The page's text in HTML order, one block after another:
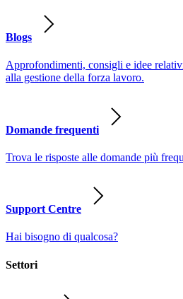
Blogs
Approfondimenti, consigli e idee
alla gestione della forza lavoro.
Domande frequenti
Trova le risposte alle domande più
Support Centre
Hai bisogno di qualcosa?
Settori